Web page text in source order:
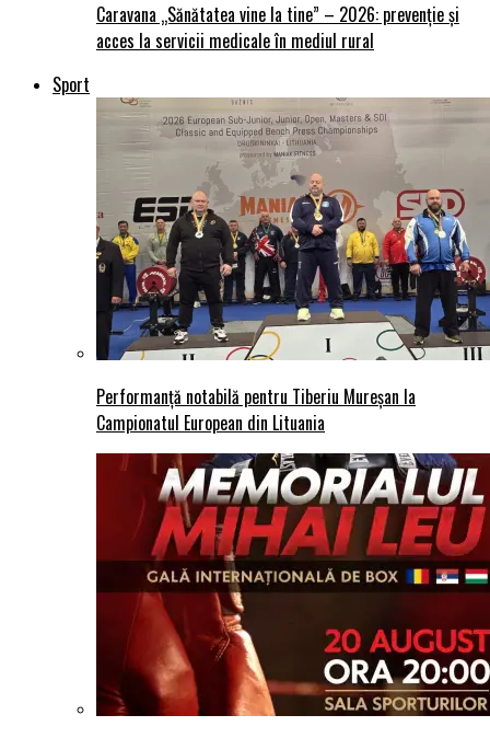
Caravana „Sănătatea vine la tine” – 2026: prevenție și
acces la servicii medicale în mediul rural
Sport
Performanță notabilă pentru Tiberiu Mureșan la
Campionatul European din Lituania